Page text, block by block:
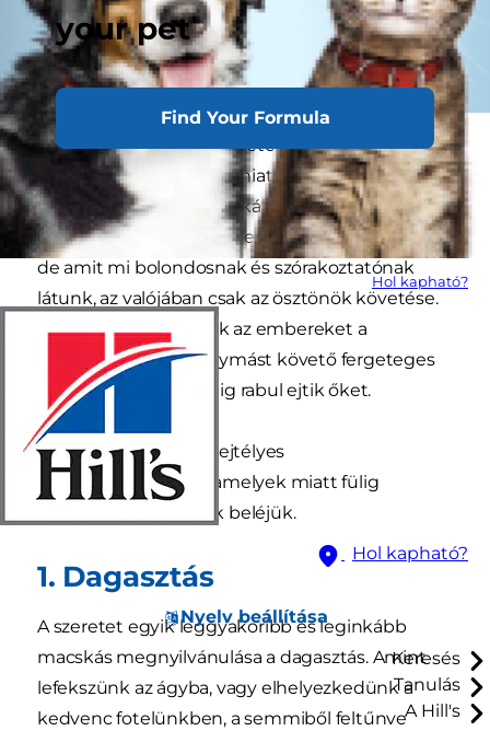
your pet
Find Your Formula
Hol kapható?
Hol kapható?
Nyelv beállítása
Keresés
Tanulás
A Hill's
A legtöbb cicagazda egyetért abban, hogy
macskája furcsa dolgai miatt szereti igazán
bundás barátját. A macskák kiszámíthatatlan,
vicces viselkedése mindenhol derültséget kelt,
de amit mi bolondosnak és szórakoztatónak
látunk, az valójában csak az ösztönök követése.
Elviselik és befogadják az embereket a
mindennapjaikba, egymást követő fergeteges
mutatványaikkal pedig rabul ejtik őket.
Íme öt egyedi, néha rejtélyes
macskatulajdonság, amelyek miatt fülig
szerelmesek vagyunk beléjük.
1. Dagasztás
A szeretet egyik leggyakoribb és leginkább
macskás megnyilvánulása a dagasztás. Amint
lefekszünk az ágyba, vagy elhelyezkedünk a
kedvenc fotelünkben, a semmiből feltűnve